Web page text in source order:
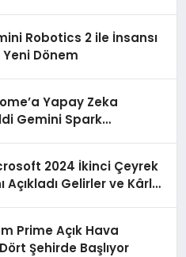
Robotics 2 ile İnsansı
Dönem
Yapay Zeka
Gemini Spark
2024 İkinci Çeyrek
Açıkladı Gelirler ve Kârlar
Prime Açık Hava
Şehirde Başlıyor